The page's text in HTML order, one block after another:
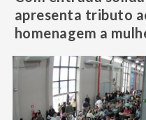
apresenta tributo
homenagem a